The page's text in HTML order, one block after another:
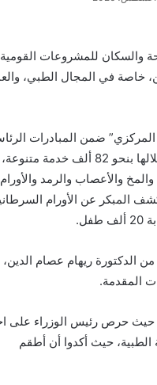
والسكان للمشروعات
خاصة في المجال الطبي،
ضمن المبادرات
المتنوعة، وبخاصة مبادرة “بداية جديدة” وكذا “100 يوم صحة”، التي ساهمت المستشفى خلالها بنحو
في مجالات العظام والمخ والأعصاب والرمد
المبكر عن الأورام
ريهام عصام الدين،
المقدمة.
حيث حرص رئيس الوزراء على
حيث أكدوا أن أطقم